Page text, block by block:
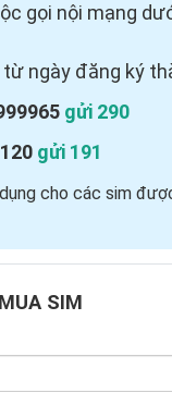
gọi nội mạng
từ ngày đăng ký
gửi 290
gửi 191
cho các sim
SIM